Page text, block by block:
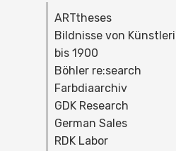
ARTtheses
Bildnisse von
bis 1900
Böhler re:search
Farbdiaarchiv
GDK Research
German Sales
RDK Labor